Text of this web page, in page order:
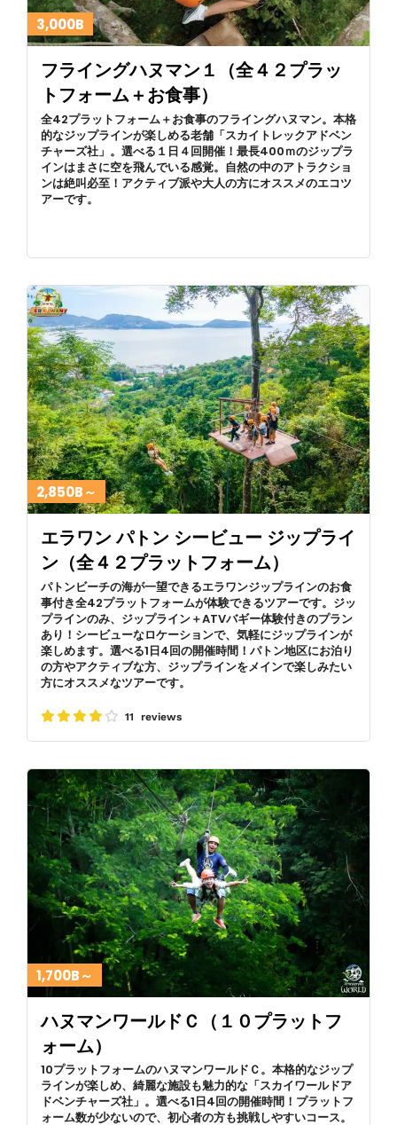
3,000B
フライングハヌマン１（全４２プラッ
トフォーム＋お食事）
全42プラットフォーム＋お食事のフライングハヌマン。本格
的なジップラインが楽しめる老舗「スカイトレックアドベン
チャーズ社」。選べる１日４回開催！最長400ｍのジップラ
インはまさに空を飛んでいる感覚。自然の中のアトラクショ
ンは絶叫必至！アクティブ派や大人の方にオススメのエコツ
アーです。
2,850B～
エラワン パトン シービュー ジップライ
ン（全４２プラットフォーム）
パトンビーチの海が一望できるエラワンジップラインのお食
事付き全42プラットフォームが体験できるツアーです。ジッ
プラインのみ、ジップライン＋ATVバギー体験付きのプラン
あり！シービューなロケーションで、気軽にジップラインが
楽しめます。選べる1日4回の開催時間！パトン地区にお泊り
の方やアクティブな方、ジップラインをメインで楽しみたい
方にオススメなツアーです。
11 reviews
1,700B～
ハヌマンワールドＣ（１０プラットフ
ォーム）
10プラットフォームのハヌマンワールドＣ。本格的なジップ
ラインが楽しめ、綺麗な施設も魅力的な「スカイワールドア
ドベンチャーズ社」。選べる1日4回の開催時間！プラットフ
ォーム数が少ないので、初心者の方も挑戦しやすいコース。